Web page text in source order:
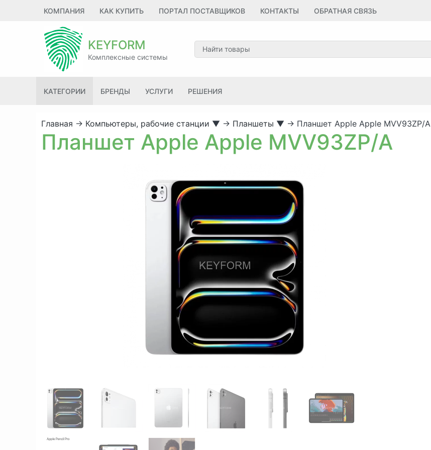
КОМПАНИЯ КАК КУПИТЬ ПОРТАЛ ПОСТАВЩИКОВ КОНТАКТЫ ОБРАТНАЯ СВЯЗЬ
KEYFORM
Комплексные системы
КАТЕГОРИИ БРЕНДЫ УСЛУГИ РЕШЕНИЯ
Главная → Компьютеры, рабочие станции ▼ → Планшеты ▼ → Планшет Apple Apple MVV93ZP/A
Планшет Apple Apple MVV93ZP/A